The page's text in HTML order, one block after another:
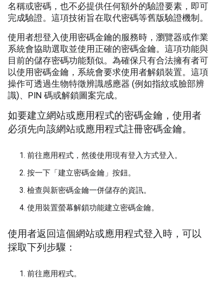
名稱或密碼，也不必提供任何額外的驗證要素，即可
完成驗證。這項技術旨在取代密碼等舊版驗證機制。
使用者想登入使用密碼金鑰的服務時，瀏覽器或作業
系統會協助選取並使用正確的密碼金鑰。這項功能與
目前的儲存密碼功能類似。為確保只有合法擁有者可
以使用密碼金鑰，系統會要求使用者解鎖裝置。這項
操作可透過生物特徵辨識感應器 (例如指紋或臉部辨
識)、PIN 碼或解鎖圖案完成。
如要建立網站或應用程式的密碼金鑰，使用者
必須先向該網站或應用程式註冊密碼金鑰。
前往應用程式，然後使用現有登入方式登入。
按一下「建立密碼金鑰」按鈕。
檢查與新密碼金鑰一併儲存的資訊。
使用裝置螢幕解鎖功能建立密碼金鑰。
使用者返回這個網站或應用程式登入時，可以
採取下列步驟：
前往應用程式。